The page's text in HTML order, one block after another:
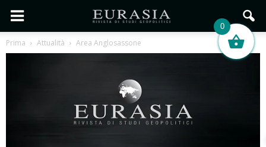
Prima Attualità Area Anglosassone
0